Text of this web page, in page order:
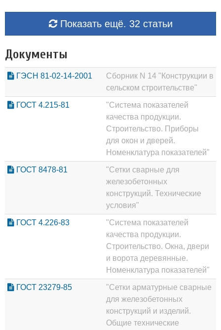
Показать ещё. 32 статьи
Документы
ГЭСН 81-02-14-2001
Сборник N 14 "Конструкции в
сельском строительстве"
ГОСТ 4.215-81
"Система показателей
качества продукции.
Строительство. Приборы
для окон и дверей.
Номенклатура показателей"
ГОСТ 8478-81
"Сетки сварные для
железобетонных
конструкций. Технические
условия"
ГОСТ 4.226-83
"Система показателей
качества продукции.
Строительство. Окна, двери
и ворота деревянные.
Номенклатура показателей"
ГОСТ 23279-85
"Сетки арматурные сварные
для железобетонных
конструкций и изделий.
Общие технические